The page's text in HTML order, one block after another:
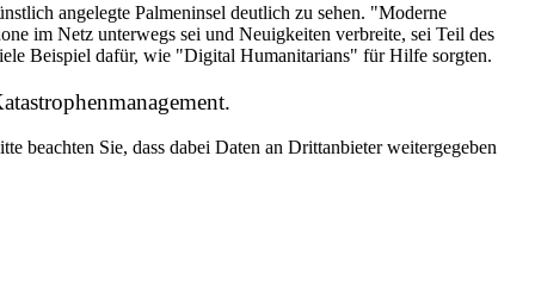
angelegte Palmeninsel deutlich zu sehen. "Moderne
im Netz unterwegs sei und Neuigkeiten verbreite, sei Teil des
Beispiel dafür, wie "Digital Humanitarians" für Hilfe sorgten.
beachten Sie, dass dabei Daten an Drittanbieter weitergegeben